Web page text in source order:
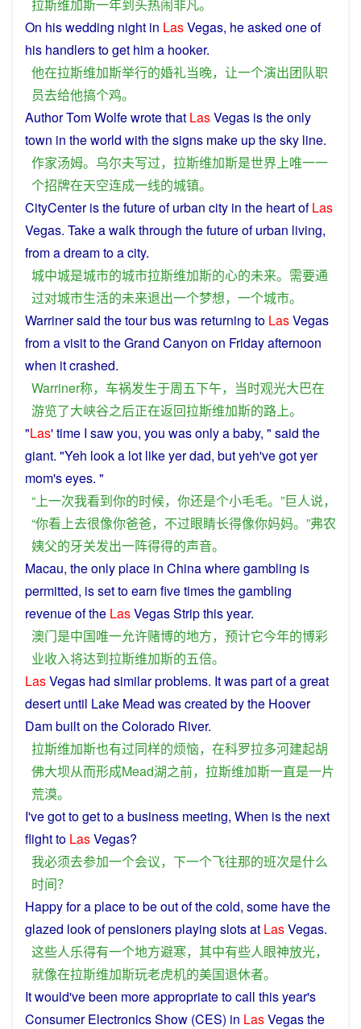
拉斯维加斯一年到头热闹非凡。
On hiswedding night in LasVegas, heasked oneof
his handlerstoget hima hooker.
他在拉斯维加斯举行的婚礼当晚， 让一个演出团队职
员去给他搞个鸡。
AuthorTomWolfewrotethat LasVegas istheonly
town in theworld with thesigns make up thesky line.
作家汤姆。 乌尔夫写过， 拉斯维加斯是世界上唯一一
个招牌在天空连成一线的城镇。
CityCenter is thefutureofurban city in the heartofLas
Vegas. Takeawalkthrough thefutureofurban living,
fromadreamtoacity.
城中城是城市的城市拉斯维加斯的心的未来。 需要通
过对城市生活的未来退出一个梦想， 一个城市。
Warriner said thetourbuswas returning to LasVegas
fromavisitto the Grand Canyon on Fridayafternoon
when itcrashed.
Warriner称， 车祸发生于周五下午， 当时观光大巴在
游览了大峡谷之后正在返回拉斯维加斯的路上。
"Las'time I sawyou, you wasonlyababy, " said the
giant. "Yeh looka lot likeyerdad, butyeh'vegotyer
mom'seyes. "
“上一次我看到你的时候， 你还是个小毛毛。”巨人说，
“你看上去很像你爸爸， 不过眼睛长得像你妈妈。”弗农
姨父的牙关发出一阵得得的声音。
Macau, theonlyplace in Chinawheregambling is
permitted, issettoearn fivetimesthegambling
revenueofthe LasVegasStrip thisyear.
澳门是中国唯一允许赌博的地方， 预计它今年的博彩
业收入将达到拉斯维加斯的五倍。
LasVegas had similarproblems. Itwaspartofagreat
desert until Lake Mead wascreated by the Hoover
Dambuilton the Colorado River.
拉斯维加斯也有过同样的烦恼， 在科罗拉多河建起胡
佛大坝从而形成Mead湖之前， 拉斯维加斯一直是一片
荒漠。
I'vegottoget toabusiness meeting, When isthe next
flightto LasVegas?
我必须去参加一个会议， 下一个飞往那的班次是什么
时间？
Happyforaplaceto beoutofthecold, some havethe
glazed lookofpensionersplaying slotsat LasVegas.
这些人乐得有一个地方避寒， 其中有些人眼神放光，
就像在拉斯维加斯玩老虎机的美国退休者。
It would'vebeen moreappropriatetocall thisyear's
Consumer ElectronicsShow (CES) in LasVegasthe